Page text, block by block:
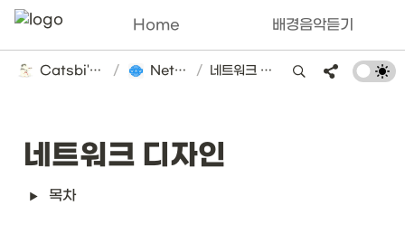
Home 배경음악듣기
Catsbi's DLog / Network / 네트워크 디자인
네트워크 디자인
목차